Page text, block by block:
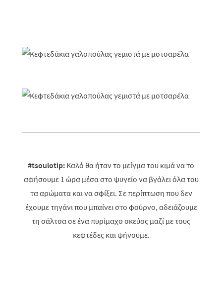
#tsoulotip: Καλό θα ήταν το μείγμα του κιμά να το
αφήσουμε 1 ώρα μέσα στο ψυγείο να βγάλει όλα του
τα αρώματα και να σφίξει. Σε περίπτωση που δεν
έχουμε τηγάνι που μπαίνει στο φούρνο, αδειάζουμε
τη σάλτσα σε ένα πυρίμαχο σκεύος μαζί με τους
κεφτέδες και ψήνουμε.